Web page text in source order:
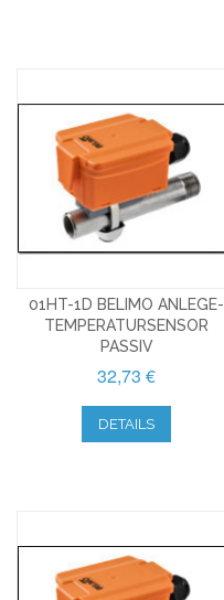
01HT-1D BELIMO ANLEGE-
TEMPERATURSENSOR
PASSIV
32,73 €
DETAILS